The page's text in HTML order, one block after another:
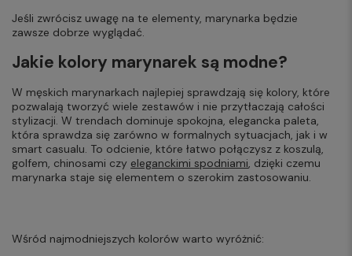
Jeśli zwrócisz uwagę na te elementy, marynarka będzie
zawsze dobrze wyglądać.
Jakie kolory marynarek są modne?
W męskich marynarkach najlepiej sprawdzają się kolory, które
pozwalają tworzyć wiele zestawów i nie przytłaczają całości
stylizacji. W trendach dominuje spokojna, elegancka paleta,
która sprawdza się zarówno w formalnych sytuacjach, jak i w
smart casualu. To odcienie, które łatwo połączysz z koszulą,
golfem, chinosami czy eleganckimi spodniami, dzięki czemu
marynarka staje się elementem o szerokim zastosowaniu.
Wśród najmodniejszych kolorów warto wyróżnić: